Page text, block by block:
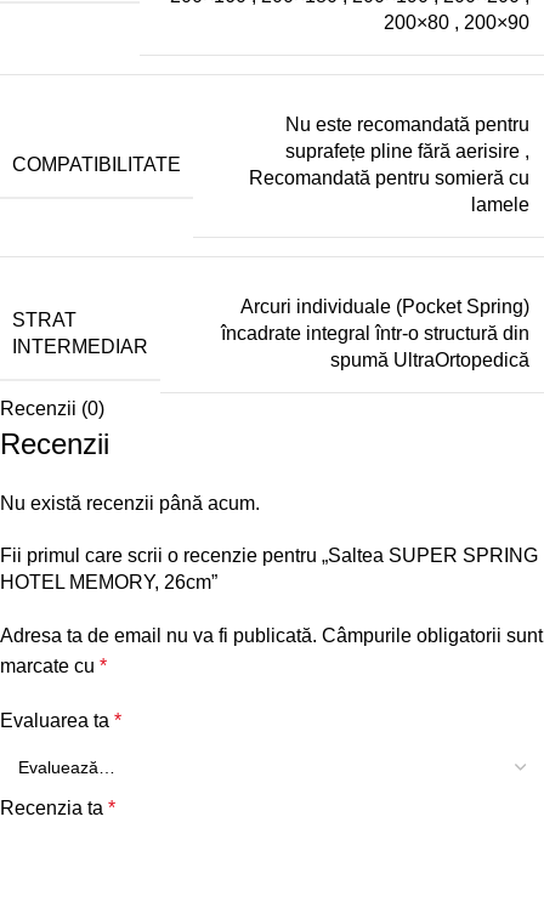
200×80 , 200×90
COMPATIBILITATE
Nu este recomandată pentru
suprafețe pline fără aerisire ,
Recomandată pentru somieră cu
lamele
STRAT
INTERMEDIAR
Arcuri individuale (Pocket Spring)
încadrate integral într-o structură din
spumă UltraOrtopedică
Recenzii (0)
Recenzii
Nu există recenzii până acum.
Fii primul care scrii o recenzie pentru „Saltea SUPER SPRING
HOTEL MEMORY, 26cm”
Adresa ta de email nu va fi publicată. Câmpurile obligatorii sunt
marcate cu *
Evaluarea ta *
Recenzia ta *